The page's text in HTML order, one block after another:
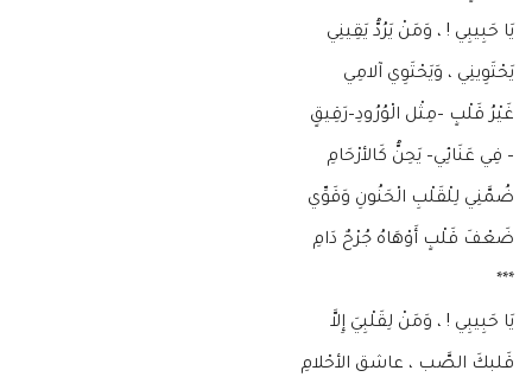
يَا حَبِيبِي ! ، وَمَنْ يَرُدُّ يَقِينِي
يَحْتَوِينِي ، وَيَحْتَوِي آلامِي
غَيْرُ قَلْبٍ –مِثْل الْوُرُودِ–رَقِيقٍ
– فِي عَنَائِي– يَحِنُّ كَالأرْحَامِ
ضُمَّنِي لِلْقَلْبِ الْحَنُونِ وَقَوِّي
ضَعْفَ قَلْبٍ أَوْهَاهُ جُرْحٌ دَامِ
***
يَا حَبِيبِي ! ، وَمَنْ لِقَلْبِيَ إِلاَّ
قَلبكَ الصَّب ، عاشق الأحْلامِ